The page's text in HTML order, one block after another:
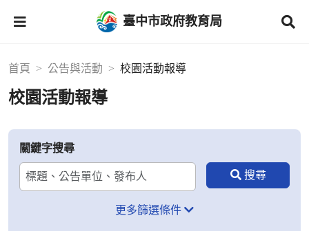
臺中市政府教育局
首頁 公告與活動 校園活動報導
校園活動報導
關鍵字搜尋
更多篩選條件